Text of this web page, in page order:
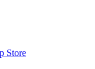
Store